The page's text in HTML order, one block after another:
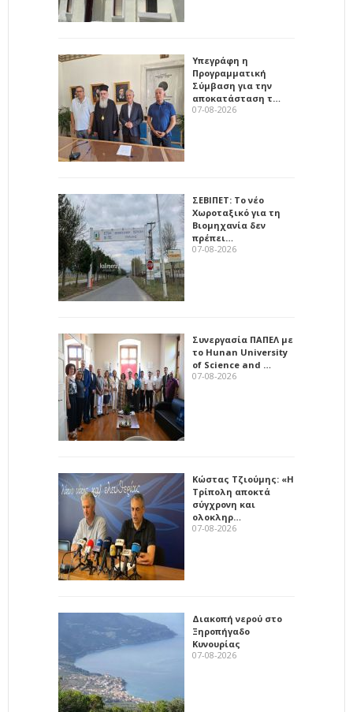
Υπεγράφη η
Προγραμματική
Σύμβαση για την
αποκατάσταση τ…
07-08-2026
ΣΕΒΙΠΕΤ: Το νέο
Χωροταξικό για τη
Βιομηχανία δεν
πρέπει…
07-08-2026
Συνεργασία ΠΑΠΕΛ με
το Hunan University
of Science and …
07-08-2026
Κώστας Τζιούμης: «Η
Τρίπολη αποκτά
σύγχρονη και
ολοκληρ…
07-08-2026
Διακοπή νερού στο
Ξηροπήγαδο
Κυνουρίας
07-08-2026